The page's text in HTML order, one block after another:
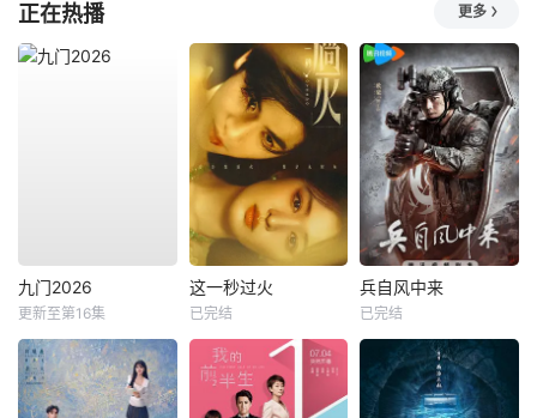
正在热播 更多
九门2026
更新至第16集
这一秒过火
已完结
兵自风中来
已完结